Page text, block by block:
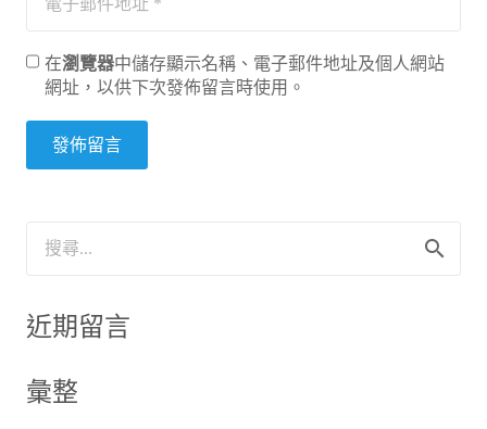
在瀏覽器中儲存顯示名稱、電子郵件地址及個人網站
網址，以供下次發佈留言時使用。
發佈留言
鍵
字:
近期留言
彙整